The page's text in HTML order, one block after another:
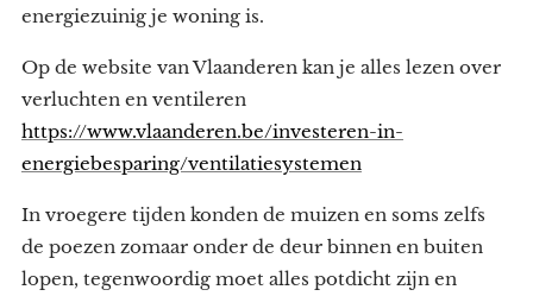
energiezuinig je woning is.
Op de website van Vlaanderen kan je alles lezen over
verluchten en ventileren
https://www.vlaanderen.be/investeren-in-
energiebesparing/ventilatiesystemen
In vroegere tijden konden de muizen en soms zelfs
de poezen zomaar onder de deur binnen en buiten
lopen, tegenwoordig moet alles potdicht zijn en